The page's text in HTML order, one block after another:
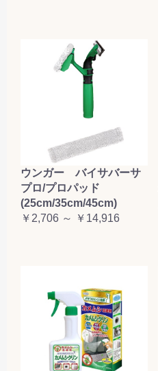
ウンガー バイサバーサ
プロ/プロパッド
(25cm/35cm/45cm)
￥2,706 ～ ￥14,916